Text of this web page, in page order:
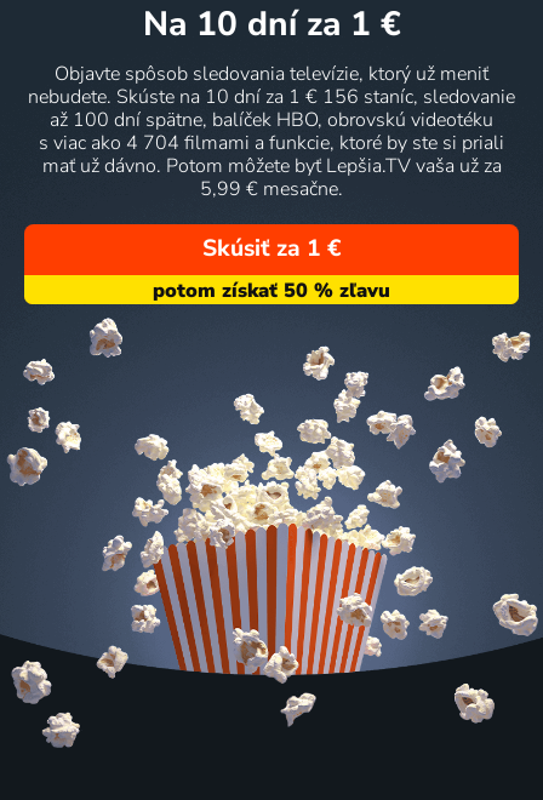
na 10 dní za 1 €
Objavte spôsob sledovania televízie, ktorý už meniť
nebudete. Skúste na 10 dní za 1 € 156 staníc, sledovanie
až 100 dní spätne, balíček HBO, obrovskú videotéku
s viac ako 4 704 filmami a funkcie, ktoré by ste si priali
mať už dávno. Potom môžete byť Lepšia.TV vaša už za
5,99 € mesačne.
Skúsiť za 1 €